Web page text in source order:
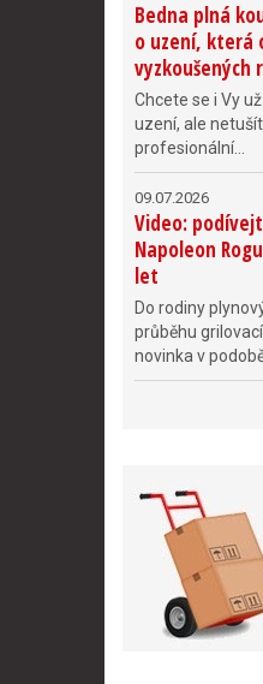
Bedna plná
o uzení, která
vyzkoušených
Chcete se i Vy
uzení, ale
profesionální...
09.07.2026
Video:
Napoleon
let
Do rodiny
průběhu
novinka v podobě